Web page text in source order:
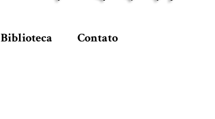
Biblioteca Contato